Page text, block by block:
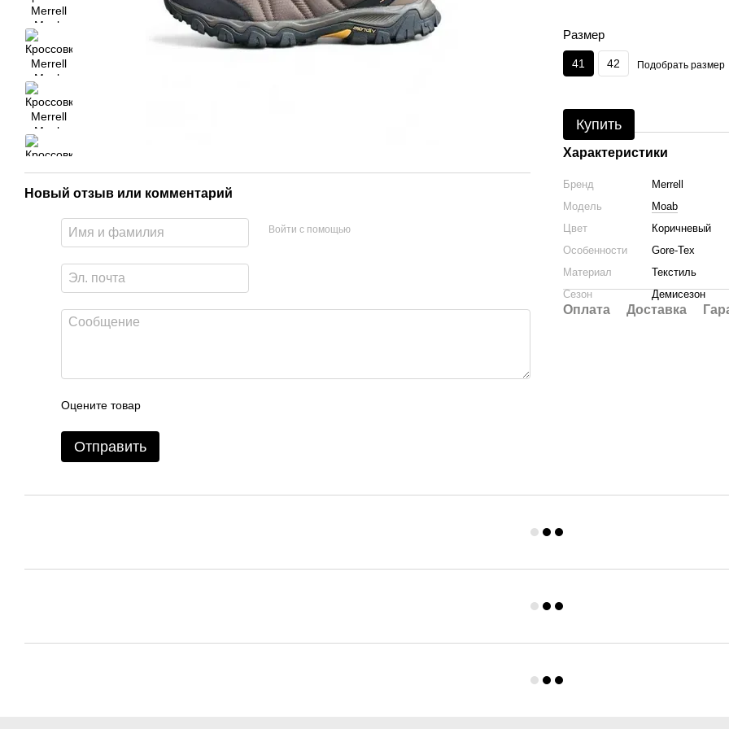
Новый отзыв или комментарий
Войти с помощью
Оцените товар
Отправить
Размер
41 42 Подобрать размер
Купить
Характеристики
Бренд
Merrell
Модель
Moab
Цвет
Коричневый
Особенности
Gore-Tex
Материал
Текстиль
Сезон
Демисезон
Оплата Доставка